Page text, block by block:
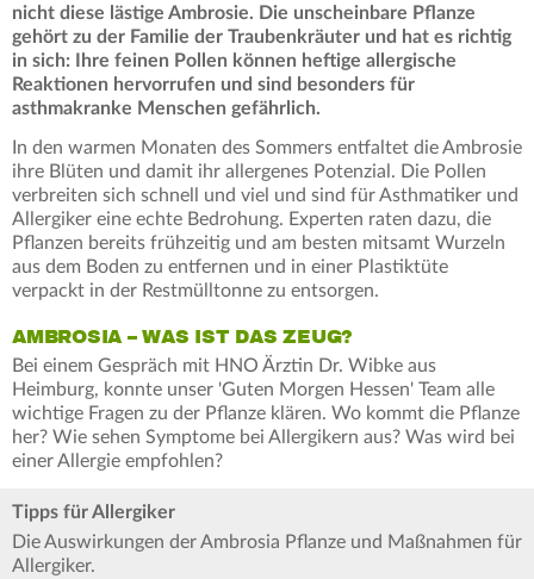
nicht diese lästige Ambrosie. Die unscheinbare Pflanze
gehört zu der Familie der Traubenkräuter und hat es richtig
in sich: Ihre feinen Pollen können heftige allergische
Reaktionen hervorrufen und sind besonders für
asthmakranke Menschen gefährlich.
In den warmen Monaten des Sommers entfaltet die Ambrosie
ihre Blüten und damit ihr allergenes Potenzial. Die Pollen
verbreiten sich schnell und viel und sind für Asthmatiker und
Allergiker eine echte Bedrohung. Experten raten dazu, die
Pflanzen bereits frühzeitig und am besten mitsamt Wurzeln
aus dem Boden zu entfernen und in einer Plastiktüte
verpackt in der Restmülltonne zu entsorgen.
AMBROSIA – WAS IST DAS ZEUG?
Bei einem Gespräch mit HNO Ärztin Dr. Wibke aus
Heimburg, konnte unser 'Guten Morgen Hessen' Team alle
wichtige Fragen zu der Pflanze klären. Wo kommt die Pflanze
her? Wie sehen Symptome bei Allergikern aus? Was wird bei
einer Allergie empfohlen?
Tipps für Allergiker
Die Auswirkungen der Ambrosia Pflanze und Maßnahmen für
Allergiker.